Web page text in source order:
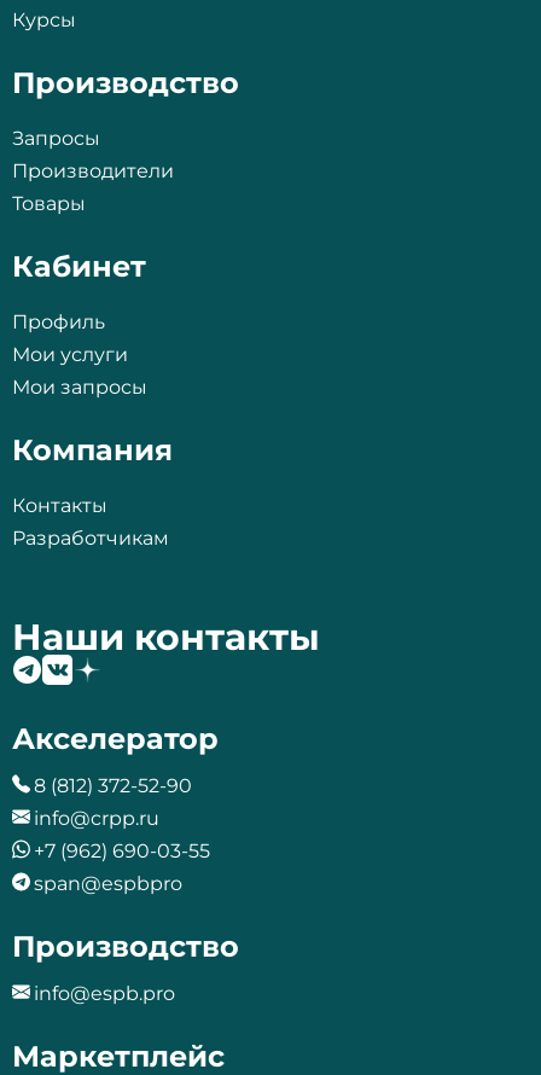
Курсы
Производство
Запросы
Производители
Товары
Кабинет
Профиль
Мои услуги
Мои запросы
Компания
Контакты
Разработчикам
Наши контакты
Акселератор
8 (812) 372-52-90
info@crpp.ru
+7 (962) 690-03-55
span@espbpro
Производство
info@espb.pro
Маркетплейс